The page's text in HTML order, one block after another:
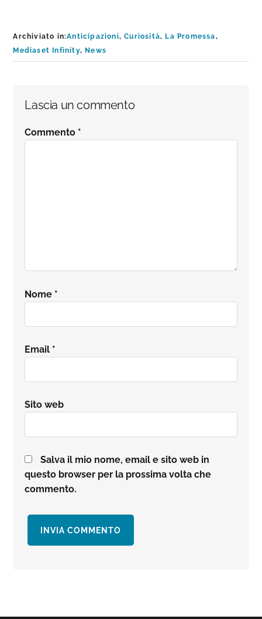
Archiviato in:Anticipazioni,Curiosità, La Promessa,
Mediaset Infinity, News
Interazioni
del
Lascia un commento
Commento *
Nome *
Email *
Sito web
Salva il mio nome, email e sito web in
questo browser per la prossima volta che
commento.